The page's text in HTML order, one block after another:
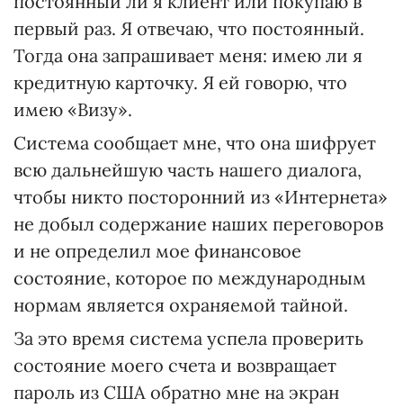
первый раз. Я отвечаю, что постоянный.
Тогда она запрашивает меня: имею ли я
кредитную карточку. Я ей говорю, что
имею «Визу».
Система сообщает мне, что она шифрует
всю дальнейшую часть нашего диалога,
чтобы никто посторонний из «Интернета»
не добыл содержание наших переговоров
и не определил мое финансовое
состояние, которое по международным
нормам является охраняемой тайной.
За это время система успела проверить
состояние моего счета и возвращает
пароль из США обратно мне на экран